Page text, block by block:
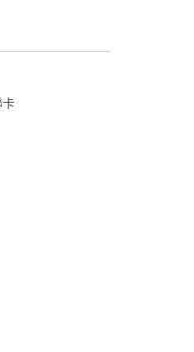
卡